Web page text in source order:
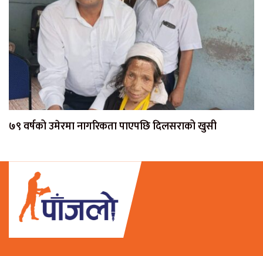
७९ वर्षको उमेरमा नागरिकता पाएपछि दिलसराको खुसी